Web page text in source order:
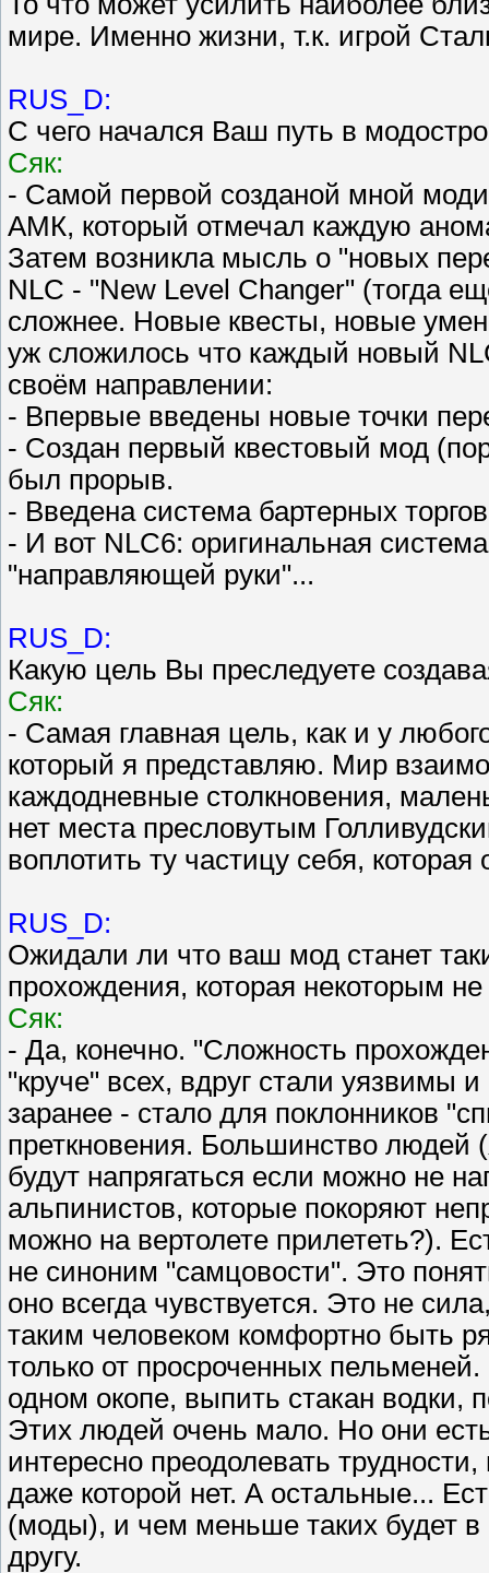
мире. Именно жизни, т.к. игрой
RUS_D:
С чего начался Ваш путь в
Сяк:
- Самой первой созданой мной
АМК, который отмечал каждую
Затем возникла мысль о "новых
NLC - "New Level Changer" (тогда
сложнее. Новые квесты, новые
уж сложилось что каждый новый
своём направлении:
- Впервые введены новые точки
- Создан первый квестовый мод
был прорыв.
- Введена система бартерных торгов
- И вот NLC6: оригинальная
"направляющей руки"...
RUS_D:
Какую цель Вы преследуете
Сяк:
- Самая главная цель, как и у
который я представляю. Мир
каждодневные столкновения,
нет места пресловутым
воплотить ту частицу себя,
RUS_D:
Ожидали ли что ваш мод станет
прохождения, которая некоторым
Сяк:
- Да, конечно. "Сложность
"круче" всех, вдруг стали уязвимы
заранее - стало для поклонников
преткновения. Большинство людей
будут напрягаться если можно не
альпинистов, которые покоряют
можно на вертолете прилететь?).
не синоним "самцовости". Это
оно всегда чувствуется. Это не
таким человеком комфортно быть
только от просроченных
одном окопе, выпить стакан водки,
Этих людей очень мало. Но они
интересно преодолевать
даже которой нет. А остальные...
(моды), и чем меньше таких будет
другу.